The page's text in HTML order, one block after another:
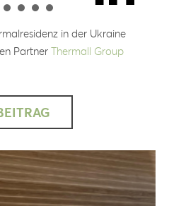
in der Ukraine
Partner Thermall Group